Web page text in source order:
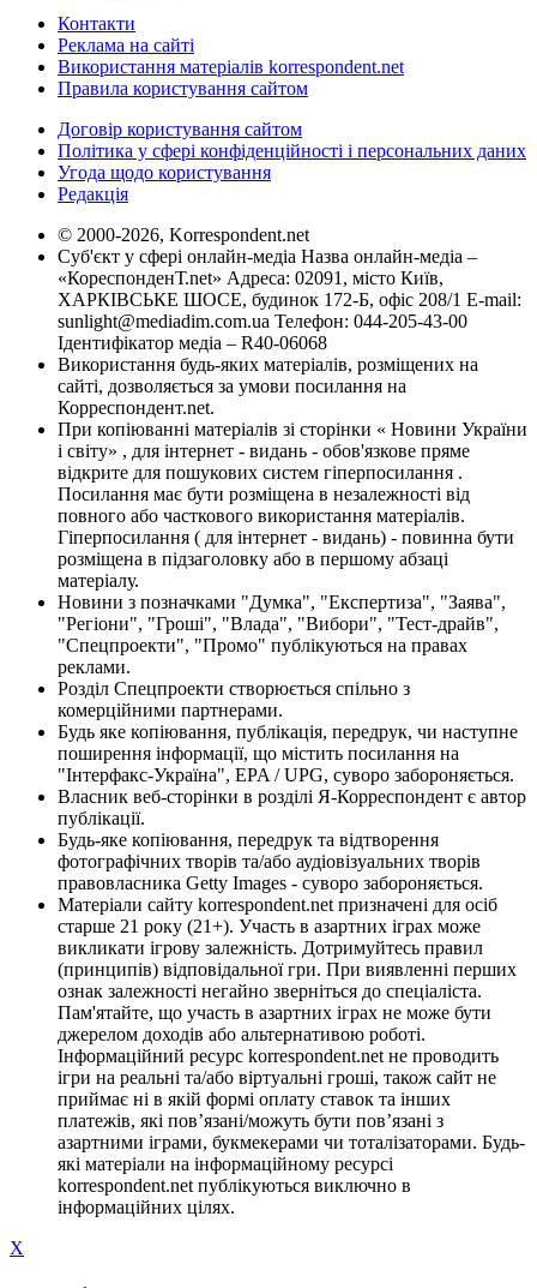
Контакти
Реклама на сайті
Використання матеріалів korrespondent.net
Правила користування сайтом
Договір користування сайтом
Політика у сфері конфіденційності і персональних даних
Угода щодо користування
Редакція
© 2000-2026, Korrespondent.net
Суб'єкт у сфері онлайн-медіа Назва онлайн-медіа –
«КореспонденТ.net» Адреса: 02091, місто Київ,
ХАРКІВСЬКЕ ШОСЕ, будинок 172-Б, офіс 208/1 E-mail:
sunlight@mediadim.com.ua Телефон: 044-205-43-00
Ідентифікатор медіа – R40-06068
Використання будь-яких матеріалів, розміщених на
сайті, дозволяється за умови посилання на
Корреспондент.net.
При копіюванні матеріалів зі сторінки « Новини України
і світу» , для інтернет - видань - обов'язкове пряме
відкрите для пошукових систем гіперпосилання .
Посилання має бути розміщена в незалежності від
повного або часткового використання матеріалів.
Гіперпосилання ( для інтернет - видань) - повинна бути
розміщена в підзаголовку або в першому абзаці
матеріалу.
Новини з позначками "Думка", "Експертиза", "Заява",
"Регіони", "Гроші", "Влада", "Вибори", "Тест-драйв",
"Спецпроекти", "Промо" публікуються на правах
реклами.
Розділ Спецпроекти створюється спільно з
комерційними партнерами.
Будь яке копіювання, публікація, передрук, чи наступне
поширення інформації, що містить посилання на
"Інтерфакс-Україна", EPA / UPG, суворо забороняється.
Власник веб-сторінки в розділі Я-Корреспондент є автор
публікації.
Будь-яке копіювання, передрук та відтворення
фотографічних творів та/або аудіовізуальних творів
правовласника Getty Images - суворо забороняється.
Матеріали сайту korrespondent.net призначені для осіб
старше 21 року (21+). Участь в азартних іграх може
викликати ігрову залежність. Дотримуйтесь правил
(принципів) відповідальної гри. При виявленні перших
ознак залежності негайно зверніться до спеціаліста.
Пам'ятайте, що участь в азартних іграх не може бути
джерелом доходів або альтернативою роботі.
Інформаційний ресурс korrespondent.net не проводить
ігри на реальні та/або віртуальні гроші, також сайт не
приймає ні в якій формі оплату ставок та інших
платежів, які пов’язані/можуть бути пов’язані з
азартними іграми, букмекерами чи тоталізаторами. Будь-
які матеріали на інформаційному ресурсі
korrespondent.net публікуються виключно в
інформаційних цілях.
X